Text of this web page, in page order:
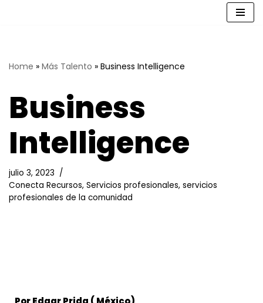
Home » Más Talento » Business Intelligence
Business
Intelligence
julio 3, 2023
Conecta Recursos, Servicios profesionales, servicios
profesionales de la comunidad